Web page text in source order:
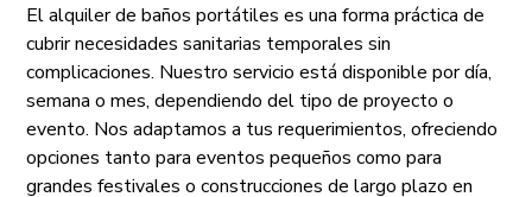
El alquiler de baños portátiles es una forma práctica de
cubrir necesidades sanitarias temporales sin
complicaciones. Nuestro servicio está disponible por día,
semana o mes, dependiendo del tipo de proyecto o
evento. Nos adaptamos a tus requerimientos, ofreciendo
opciones tanto para eventos pequeños como para
grandes festivales o construcciones de largo plazo en